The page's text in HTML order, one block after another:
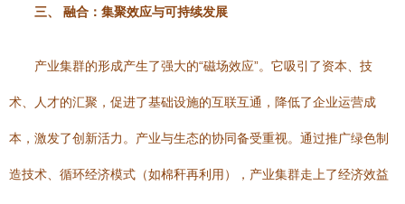
三、 融合：集聚效应与可持续发展
产业集群的形成产生了强大的“磁场效应”。它吸引了资本、技
术、人才的汇聚，促进了基础设施的互联互通，降低了企业运营成
本，激发了创新活力。产业与生态的协同备受重视。通过推广绿色制
造技术、循环经济模式（如棉秆再利用），产业集群走上了经济效益